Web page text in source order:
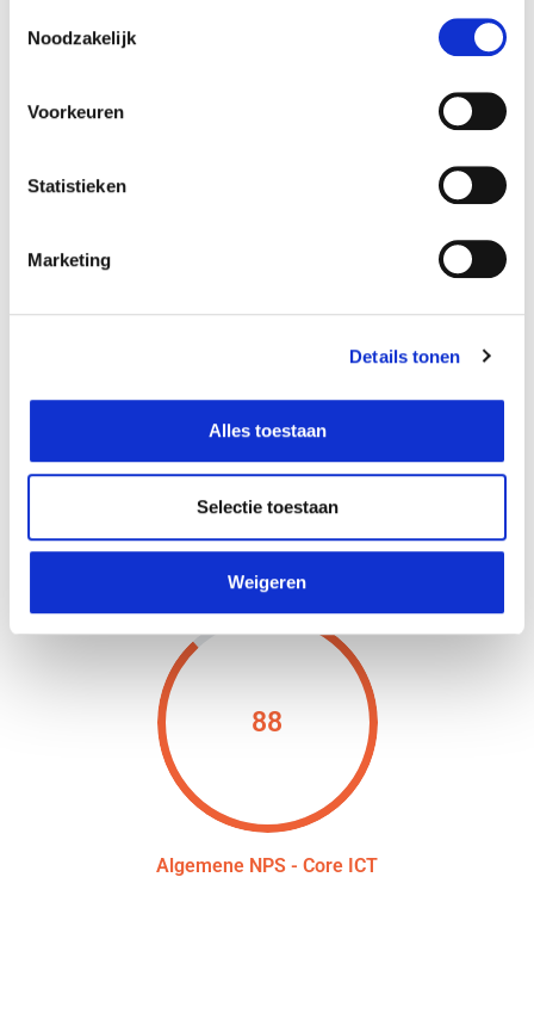
Noodzakelijk
Voorkeuren
Statistieken
Marketing
Details tonen
Alles toestaan
Selectie toestaan
Weigeren
leveren van kwalitatieve services en oplossingen
op maat van onze klanten. We verzamelen daarom
regelmatig feedback om onze prestaties te meten
aan de hand van de
Net Promoter Score (NPS)
Op de afbeelding hiernaast ziet u ons NPS
resultaat van 88 (17/03/’25)! De vraag wordt in het
klanten en het resultaat is momenteel gebaseerd
Bedankt voor deze waardevolle feedback, we
waarderen dit enorm!
88
Algemene NPS - Core ICT